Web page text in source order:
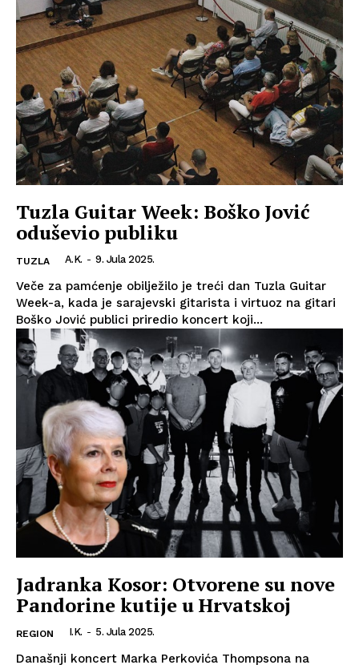
Tuzla Guitar Week: Boško Jović
oduševio publiku
TUZLA A.K. - 9. Jula 2025.
Veče za pamćenje obilježilo je treći dan Tuzla Guitar
Week-a, kada je sarajevski gitarista i virtuoz na gitari
Boško Jović publici priredio koncert koji...
Jadranka Kosor: Otvorene su nove
Pandorine kutije u Hrvatskoj
REGION I.K. - 5. Jula 2025.
Današnji koncert Marka Perkovića Thompsona na